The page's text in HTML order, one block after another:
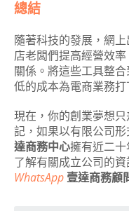
總結
隨著科技的發展，網
店老闆們提高經營效
關係。將這些工具整
低的成本為電商業務
現在，你的創業夢想
記，如果以有限公司
達商務中心擁有近二十
了解有關成立公司的
WhatsApp 壹達商務顧